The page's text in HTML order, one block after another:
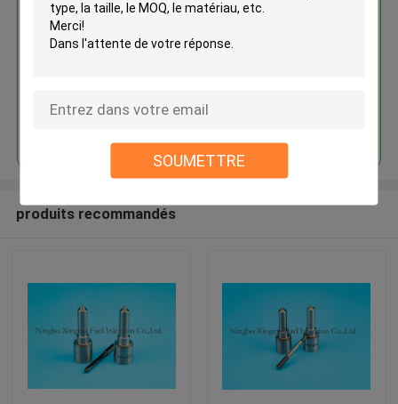
SOUMETTRE
DLLA148P1815+ d'un gicleur,
Yuchai BL_3CYI_YC6
produits recommandés